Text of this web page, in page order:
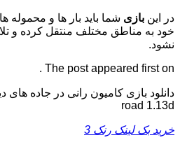
در این بازی شما باید بار ها و
خود به مناطق مختلف منتقل کرده و
نشود.
The post appeared first on .
road 1.13d
خرید بک لینک رنک 3